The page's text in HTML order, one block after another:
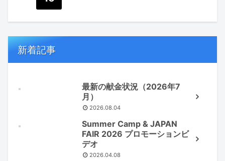
新着記事
最新の献金状況（2026年7
月）
2026.08.04
Summer Camp & JAPAN
FAIR 2026 プロモーションビ
デオ
2026.04.08